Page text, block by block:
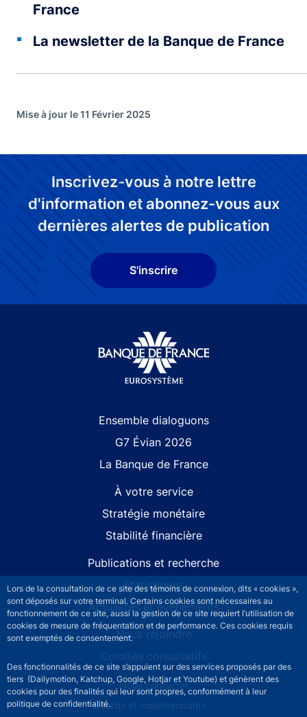
Lors de la consultation de ce site des témoins de connexion, dits « cookies »,
sont déposés sur votre terminal. Certains cookies sont nécessaires au
fonctionnement de ce site, aussi la gestion de ce site requiert l’utilisation de
cookies de mesure de fréquentation et de performance. Ces cookies requis
sont exemptés de consentement.
Des fonctionnalités de ce site s’appuient sur des services proposés par des
tiers (Dailymotion, Katchup, Google, Hotjar et Youtube) et génèrent des
cookies pour des finalités qui leur sont propres, conformément à leur
politique de confidentialité.
France
La newsletter de la Banque de France
Mise à jour le 11 Février 2025
Inscrivez-vous à notre lettre
d'information et abonnez-vous aux
dernières alertes de publication
S'inscrire
Ensemble dialoguons
G7 Évian 2026
La Banque de France
À votre service
Stratégie monétaire
Stabilité financière
Publications et recherche
Statistiques
Actualités et événements
Nous rejoindre
Comités consultatifs
Footer secondary menuNous contacter
Sourds et malentendants